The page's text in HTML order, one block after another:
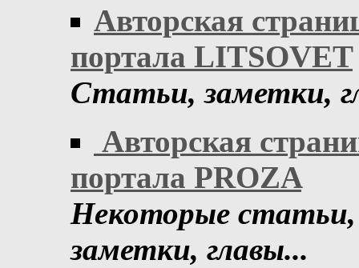
Авторская
портала LITSOVET
Статьи, заметки,
Авторская
портала PROZA
Некоторые статьи,
заметки, главы...